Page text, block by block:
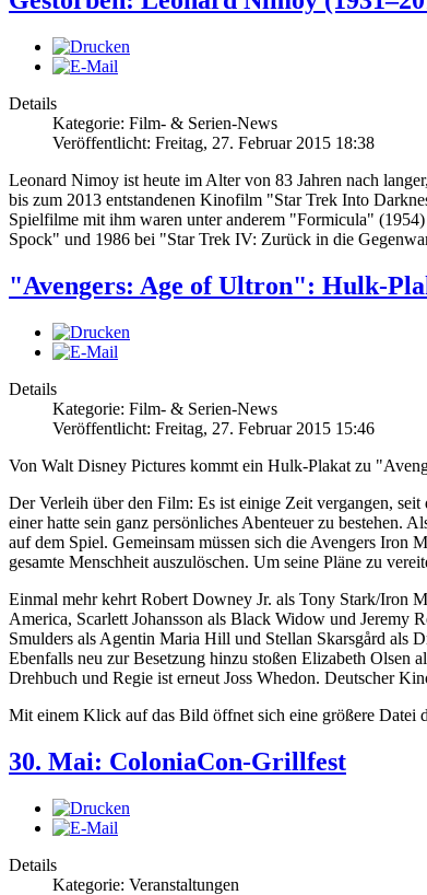
Details
Kategorie: Film- & Serien-News
Veröffentlicht: Freitag, 27. Februar 2015 18:38
Leonard Nimoy ist heute im Alter von 83 Jahren nach
bis zum 2013 entstandenen Kinofilm "Star Trek Into
Spielfilme mit ihm waren unter anderem "Formicula"
Spock" und 1986 bei "Star Trek IV: Zurück in die
"Avengers: Age of Ultron": Hulk-
Details
Kategorie: Film- & Serien-News
Veröffentlicht: Freitag, 27. Februar 2015 15:46
Von Walt Disney Pictures kommt ein Hulk-Plakat zu
Der Verleih über den Film: Es ist einige Zeit vergangen,
einer hatte sein ganz persönliches Abenteuer zu bestehen.
auf dem Spiel. Gemeinsam müssen sich die Avengers
gesamte Menschheit auszulöschen. Um seine Pläne zu
Einmal mehr kehrt Robert Downey Jr. als Tony Stark/Iron
America, Scarlett Johansson als Black Widow und Jeremy
Smulders als Agentin Maria Hill und Stellan Skarsgård als
Ebenfalls neu zur Besetzung hinzu stoßen Elizabeth
Drehbuch und Regie ist erneut Joss Whedon. Deutscher
Mit einem Klick auf das Bild öffnet sich eine größere Datei
30. Mai: ColoniaCon-Grillfest
Details
Kategorie: Veranstaltungen